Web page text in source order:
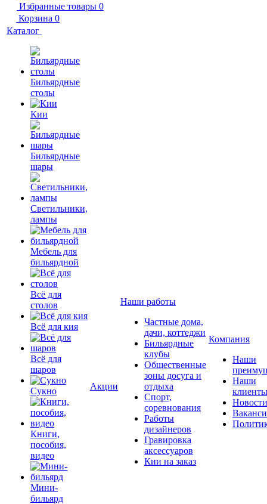
Избранные товары 0
Корзина 0
Каталог
Бильярдные
столы
Кии
Бильярдные
шары
Светильники,
лампы
Мебель для
бильярдной
Всё для
столов
Всё для кия
Всё для
шаров
Сукно
Книги,
пособия,
видео
Мини-
бильярд
Акции
Наши работы
Частные дома,
дачи, коттеджи
Бильярдные
клубы
Общественные
зоны досуга и
отдыха
Спорт,
соревнования
Работы
дизайнеров
Гравировка
аксессуаров
Кии на заказ
Компания
Наши
Наши
клиенты
Новости